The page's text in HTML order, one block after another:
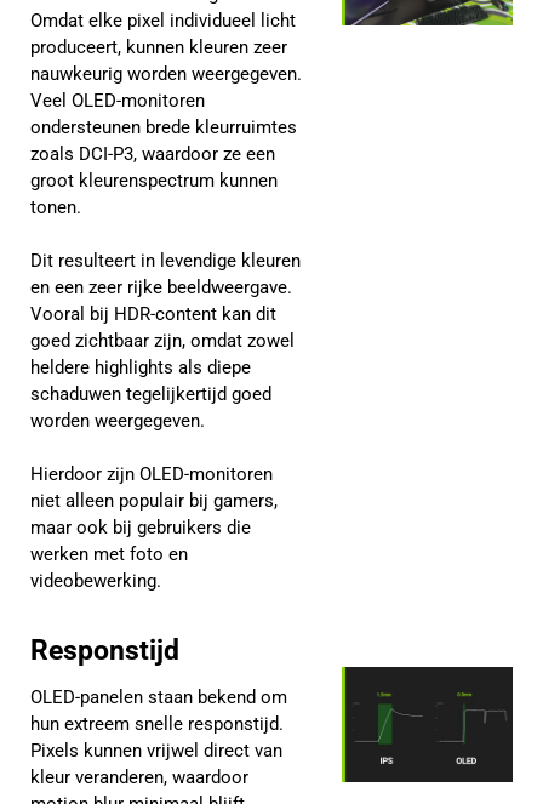
Omdat elke pixel individueel licht
produceert, kunnen kleuren zeer
nauwkeurig worden weergegeven.
Veel OLED-monitoren
ondersteunen brede kleurruimtes
zoals DCI-P3, waardoor ze een
groot kleurenspectrum kunnen
tonen.
Dit resulteert in levendige kleuren
en een zeer rijke beeldweergave.
Vooral bij HDR-content kan dit
goed zichtbaar zijn, omdat zowel
heldere highlights als diepe
schaduwen tegelijkertijd goed
worden weergegeven.
Hierdoor zijn OLED-monitoren
niet alleen populair bij gamers,
maar ook bij gebruikers die
werken met foto en
videobewerking.
Responstijd
OLED-panelen staan bekend om
hun extreem snelle responstijd.
Pixels kunnen vrijwel direct van
kleur veranderen, waardoor